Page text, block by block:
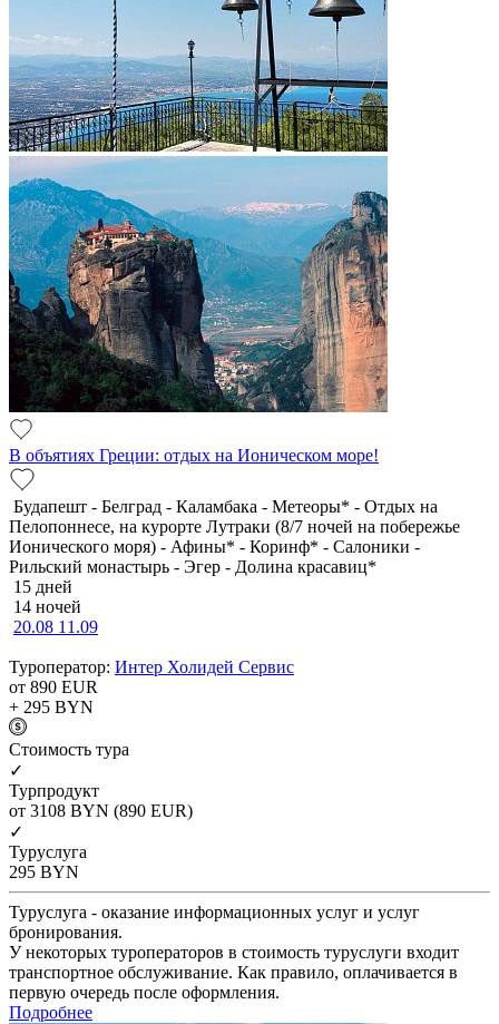
В объятиях Греции: отдых на Ионическом море!
Будапешт - Белград - Каламбака - Метеоры* - Отдых на
Пелопоннесе, на курорте Лутраки (8/7 ночей на побережье
Ионического моря) - Афины* - Коринф* - Салоники -
Рильский монастырь - Эгер - Долина красавиц*
15 дней
14 ночей
20.08 11.09
Туроператор: Интер Холидей Сервис
от 890 EUR
+ 295 BYN
Cтоимость тура
✓
Турпродукт
от 3108 BYN (890 EUR)
✓
Туруслуга
295 BYN
Туруслуга - оказание информационных услуг и услуг
бронирования.
У некоторых туроператоров в стоимость туруслуги входит
транспортное обслуживание. Как правило, оплачивается в
первую очередь после оформления.
Подробнее